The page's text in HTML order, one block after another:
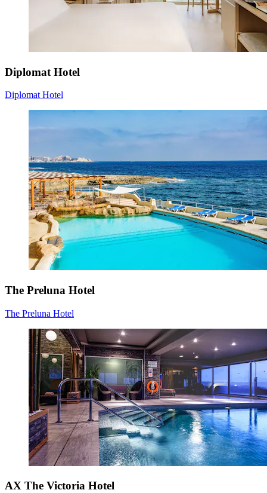
Diplomat Hotel
Diplomat Hotel
The Preluna Hotel
The Preluna Hotel
AX The Victoria Hotel